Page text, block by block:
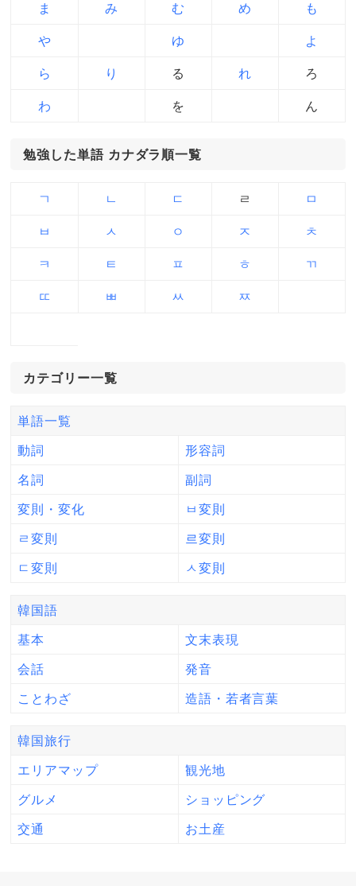
ま み む め も
や ゆ よ
ら り る れ ろ
わ を ん
勉強した単語 カナダラ順一覧
ㄱ ㄴ ㄷ ㄹ ㅁ
ㅂ ㅅ ㅇ ㅈ ㅊ
ㅋ ㅌ ㅍ ㅎ ㄲ
ㄸ ㅃ ㅆ ㅉ
カテゴリー一覧
単語一覧
動詞 形容詞
名詞 副詞
変則・変化 ㅂ変則
ㄹ変則 르変則
ㄷ変則 ㅅ変則
韓国語
基本 文末表現
会話 発音
ことわざ 造語・若者言葉
韓国旅行
エリアマップ 観光地
グルメ ショッピング
交通 お土産